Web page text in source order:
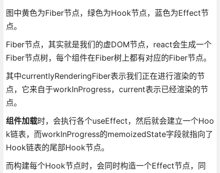
图中黄色为Fiber节点，绿色为Hook节点，蓝色为Effect节
点。
Fiber节点，其实就是我们的虚DOM节点，react会生成一个
Fiber节点树，每个组件在Fiber树上都有对应的Fiber节点。
其中currentlyRenderingFiber表示我们正在进行渲染的节
点，它来自于workInProgress，current表示已经渲染的节
点。
组件加载时，会执行各个useEffect，然后就会建立一个Hoo
k链表，而workInProgress的memoizedState字段就指向了
Hook链表的尾部Hook节点。
而构建每个Hook节点时，会同时构造一个Effect节点，同